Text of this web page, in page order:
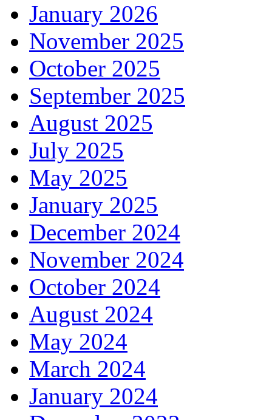
January 2026
November 2025
October 2025
September 2025
August 2025
July 2025
May 2025
January 2025
December 2024
November 2024
October 2024
August 2024
May 2024
March 2024
January 2024